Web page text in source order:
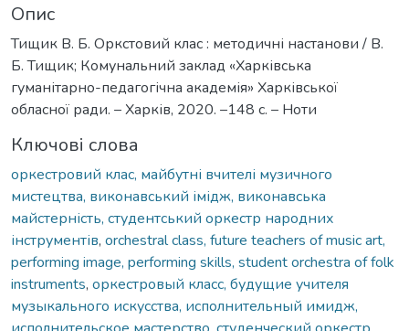
Опис
Тищик В. Б. Оркстовий клас : методичні настанови / В.
Б. Тищик; Комунальний заклад «Харківська
гуманітарно-педагогічна академія» Харківської
обласної ради. – Харків, 2020. –148 с. – Ноти
Ключові слова
оркестровий клас, майбутні вчителі музичного
мистецтва, виконавський імідж, виконавська
майстерність, студентський оркестр народних
інструментів, orchestral class, future teachers of music art,
performing image, performing skills, student orchestra of folk
instruments, оркестровый класс, будущие учителя
музыкального искусства, исполнительный имидж,